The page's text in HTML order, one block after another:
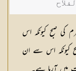
کی صبح کیونکہ اس
کیونکہ اس سے ان